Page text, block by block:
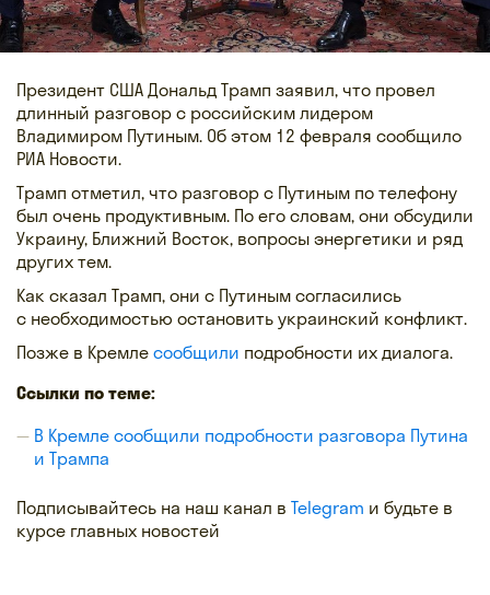
Президент США Дональд Трамп заявил, что провел
длинный разговор с российским лидером
Владимиром Путиным. Об этом 12 февраля сообщило
РИА Новости.
Трамп отметил, что разговор с Путиным по телефону
был очень продуктивным. По его словам, они обсудили
Украину, Ближний Восток, вопросы энергетики и ряд
других тем.
Как сказал Трамп, они с Путиным согласились
с необходимостью остановить украинский конфликт.
Позже в Кремле сообщили подробности их диалога.
Ссылки по теме:
В Кремле сообщили подробности разговора Путина
и Трампа
Подписывайтесь на наш канал в Telegram и будьте в
курсе главных новостей